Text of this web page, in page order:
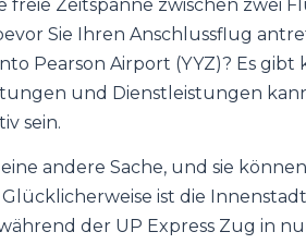
freie Zeitspanne zwischen zwei
Sie Ihren Anschlussflug
Pearson Airport (YYZ)? Es
und Dienstleistungen
sein.
andere Sache, und sie
ist die
der UP Express Zug in